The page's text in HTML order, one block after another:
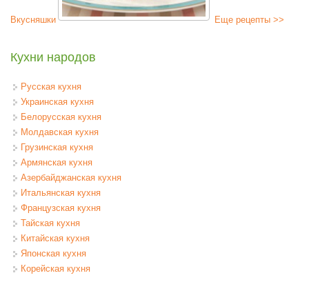
Вкусняшки Еще рецепты >>
Кухни народов
Русская кухня
Украинская кухня
Белорусская кухня
Молдавская кухня
Грузинская кухня
Армянская кухня
Азербайджанская кухня
Итальянская кухня
Французская кухня
Тайская кухня
Китайская кухня
Японская кухня
Корейская кухня